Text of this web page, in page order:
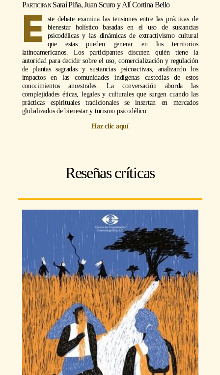
ParticipanSaraí Piña, Juan Scuro y Alí Cortina Bello
E
ste debate examina las tensiones entre las prácticas de
bienestar holístico basadas en el uso de sustancias
psicodélicas y las dinámicas de extractivismo cultural
que estas pueden generar en los territorios
latinoamericanos. Los participantes discuten quién tiene la
autoridad para decidir sobre el uso, comercialización y regulación
de plantas sagradas y sustancias psicoactivas, analizando los
impactos en las comunidades indígenas custodias de estos
conocimientos ancestrales. La conversación aborda las
complejidades éticas, legales y culturales que surgen cuando las
prácticas espirituales tradicionales se insertan en mercados
globalizados de bienestar y turismo psicodélico.
Haz clic aquí
Reseñas críticas